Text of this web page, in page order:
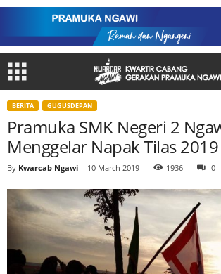
BERITA GUGUSDEPAN
Pramuka SMK Negeri 2
Menggelar Napak Tilas 2019
By Kwarcab Ngawi - 10 March 2019 1936 0